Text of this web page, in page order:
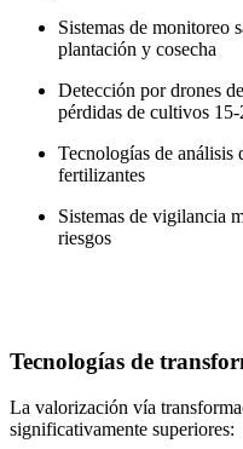
Sistemas de monitoreo
plantación y cosecha
Detección por drones
pérdidas de cultivos
Tecnologías de análisis
fertilizantes
Sistemas de vigilancia
riesgos
Tecnologías de
La valorización vía
significativamente superiores: